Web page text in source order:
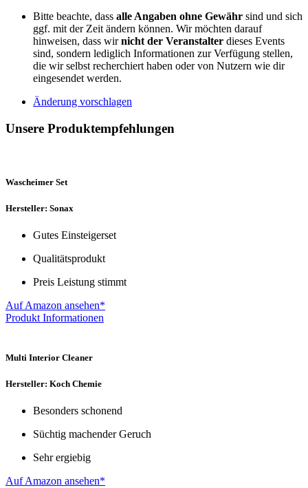
Bitte beachte, dass alle Angaben ohne Gewähr sind und sich
ggf. mit der Zeit ändern können. Wir möchten darauf
hinweisen, dass wirnicht der Veranstalter dieses Events
sind, sondern lediglich Informationen zur Verfügung stellen,
die wir selbst recherchiert haben oder von Nutzern wie dir
eingesendet werden.
Änderung vorschlagen
Unsere Produktempfehlungen
Wascheimer Set
Hersteller: Sonax
Gutes Einsteigerset
Qualitätsprodukt
Preis Leistung stimmt
Auf Amazon ansehen*
Produkt Informationen
Multi Interior Cleaner
Hersteller: Koch Chemie
Besonders schonend
Süchtig machender Geruch
Sehr ergiebig
Auf Amazon ansehen*